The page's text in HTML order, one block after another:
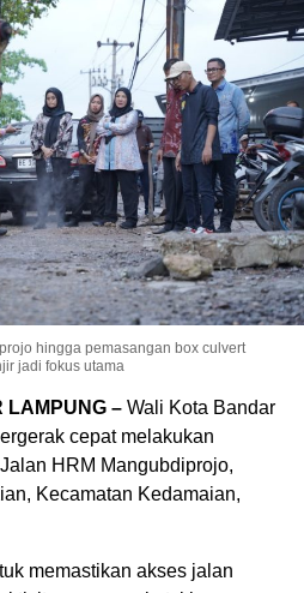
hingga pemasangan box culvert
jadi fokus utama
LAMPUNG – Wali Kota Bandar
cepat melakukan
HRM Mangubdiprojo,
Kecamatan Kedamaian,
memastikan akses jalan